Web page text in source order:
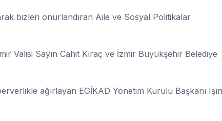
bizleri onurlandıran Aile ve Sosyal Politikalar
Valisi Sayın Cahit Kıraç ve İzmir Büyükşehir Belediye
ağırlayan EGİKAD Yönetim Kurulu Başkanı Işın